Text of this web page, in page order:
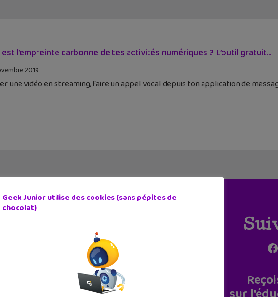
l’empreinte carbonne de tes activités numériques ? L’outil gratuit...
2019
une vidéo en streaming, faire un appel vocal depuis ton application de
Geek Junior utilise des cookies (sans pépites de
chocolat)